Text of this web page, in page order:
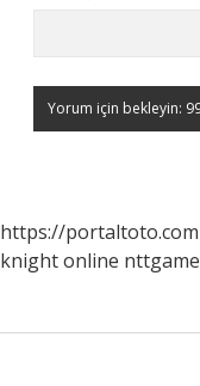
https://portaltoto.com
knight online nttgame